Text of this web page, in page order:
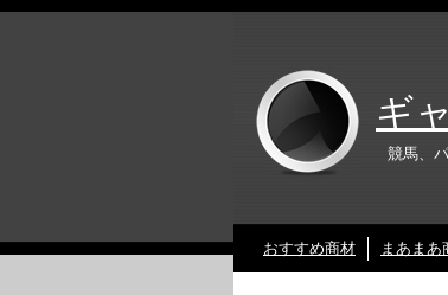
ギ
競馬、
おすすめ商材 まあまあ